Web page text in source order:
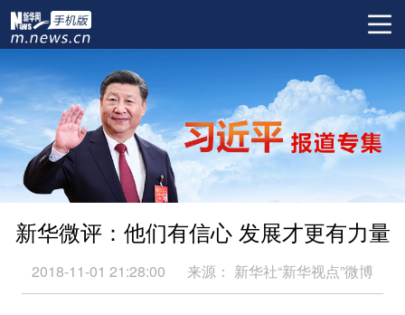
新华微评：他们有信心 发展才更有力量
2018-11-01 21:28:00 来源： 新华社“新华视点”微博